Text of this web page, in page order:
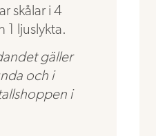
skålar i 4
1 ljuslykta.
gäller
och i
i